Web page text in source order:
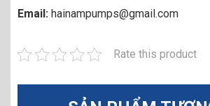
Email: hainampumps@gmail.com
Rate this product